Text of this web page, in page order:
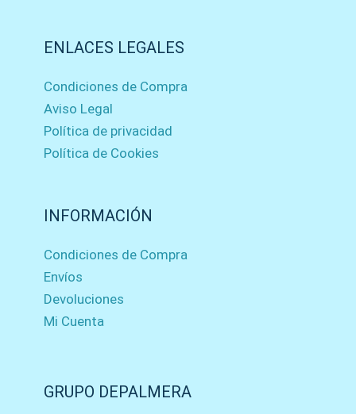
ENLACES LEGALES
Condiciones de Compra
Aviso Legal
Política de privacidad
Política de Cookies
INFORMACIÓN
Condiciones de Compra
Envíos
Devoluciones
Mi Cuenta
GRUPO DEPALMERA